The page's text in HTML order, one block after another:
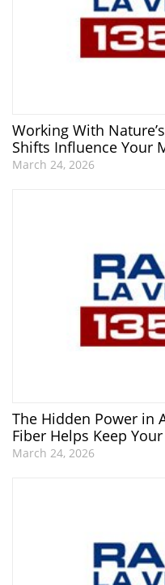
Working With
Shifts Influence Your
March 24, 2026
The Hidden Power in
Fiber Helps Keep
March 24, 2026